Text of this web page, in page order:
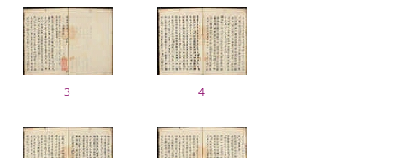
3 4